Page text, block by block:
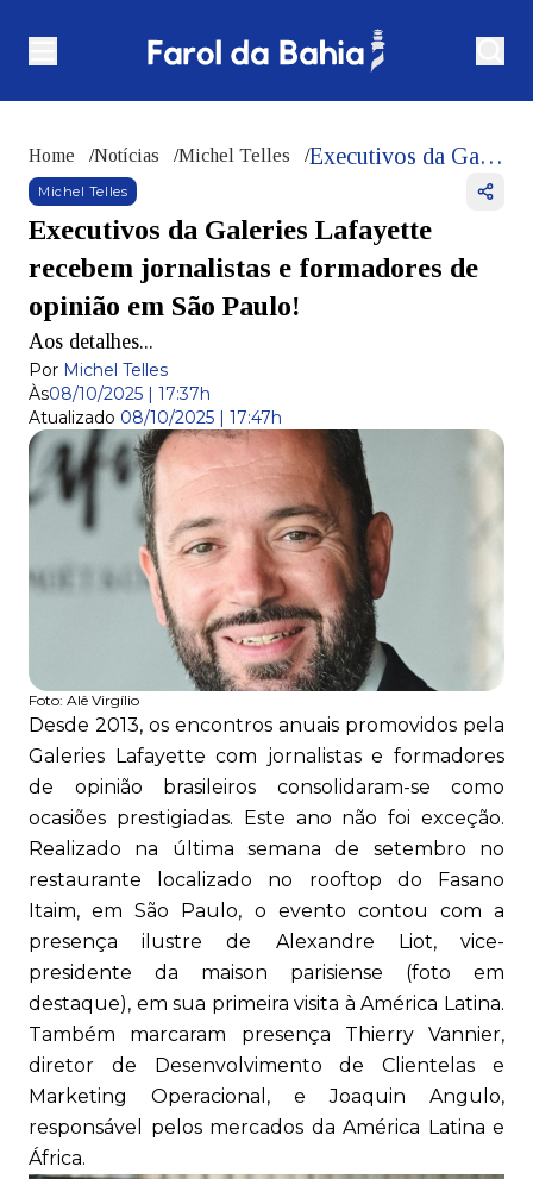
Home /Notícias /Michel Telles / Executivos da Galeries Lafayette recebem jornalistas e formadores de opinião em São Paulo!
Michel Telles
Executivos da Galeries Lafayette
recebem jornalistas e formadores de
opinião em São Paulo!
Aos detalhes...
Por Michel Telles
Às08/10/2025 | 17:37h
Atualizado 08/10/2025 | 17:47h
Foto: Alê Virgílio
Desde 2013, os encontros anuais promovidos pela
Galeries Lafayette com jornalistas e formadores
de opinião brasileiros consolidaram-se como
ocasiões prestigiadas. Este ano não foi exceção.
Realizado na última semana de setembro no
restaurante localizado no rooftop do Fasano
Itaim, em São Paulo, o evento contou com a
presença ilustre de Alexandre Liot, vice-
presidente da maison parisiense (foto em
destaque), em sua primeira visita à América Latina.
Também marcaram presença Thierry Vannier,
diretor de Desenvolvimento de Clientelas e
Marketing Operacional, e Joaquin Angulo,
responsável pelos mercados da América Latina e
África.